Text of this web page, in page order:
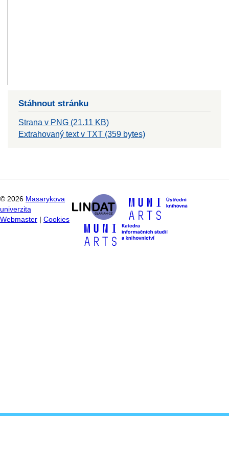
Stáhnout stránku
Strana v PNG (21.11 KB)
Extrahovaný text v TXT (359 bytes)
© 2026 Masarykova
univerzita
Webmaster
Cookies